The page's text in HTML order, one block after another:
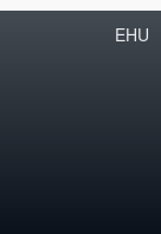
EHU